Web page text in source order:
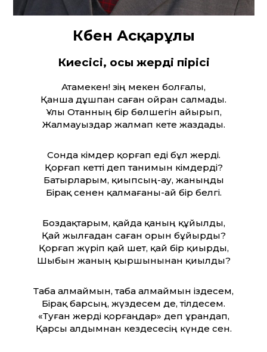
Көбен Асқарұлы
Киесісің, осы жердің пірісің
Атамекен! Өзің мекен болғалы,
Қанша дұшпан саған ойран салмады.
Ұлы Отанның бір бөлшегін айырып,
Жалмауыздар жалмап кете жаздады.
Сонда кімдер қорғап еді бұл жерді.
Қорғап кет­ті деп танимын кімдерді?
Батырларым, қиыпсың-ау, жаныңды
Бірақ сенен қалмағаны-ай бір белгі.
Боздақтарым, қайда қаның құйылды,
Қай жылғадан саған орын бұйырды?
Қорғап жүріп қай шет, қай бір қиырды,
Шыбын жаның қыршынынан қиылды?
Таба алмаймын, таба алмаймын іздесем,
Бірақ барсың, жүздесем де, тілдесем.
«Туған жерді қорғаңдар» деп ұрандап,
Қарсы алдымнан кез­десесің күнде сен.